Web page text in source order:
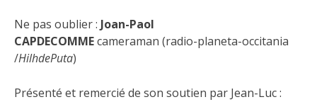
Ne pas oublier : Joan-Paol
CAPDECOMMEcameraman (radio-planeta-occitania
/HilhdePuta)
Présenté et remercié de son soutien par Jean-Luc :